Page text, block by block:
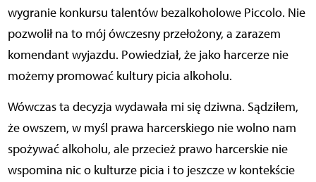
wygranie konkursu talentów bezalkoholowe Piccolo. Nie
pozwolił na to mój ówczesny przełożony, a zarazem
komendant wyjazdu. Powiedział, że jako harcerze nie
możemy promować kultury picia alkoholu.
Wówczas ta decyzja wydawała mi się dziwna. Sądziłem,
że owszem, w myśl prawa harcerskiego nie wolno nam
spożywać alkoholu, ale przecież prawo harcerskie nie
wspomina nic o kulturze picia i to jeszcze w kontekście